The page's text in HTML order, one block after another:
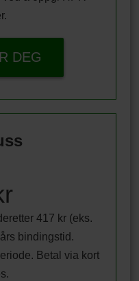
DEG
417 kr (eks.
bindingstid.
Betal via kort